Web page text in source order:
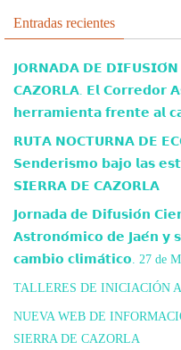
Entradas recientes
𝗝𝗢𝗥𝗡𝗔𝗗𝗔 𝗗𝗘
𝗖𝗔𝗭𝗢𝗥𝗟𝗔. 𝗘𝗹 𝗖𝗼𝗿𝗿𝗲𝗱𝗼𝗿
𝗵𝗲𝗿𝗿𝗮𝗺𝗶𝗲𝗻𝘁𝗮 𝗳𝗿𝗲𝗻𝘁𝗲 𝗮𝗹
𝗥𝗨𝗧𝗔 𝗡𝗢𝗖𝗧𝗨𝗥𝗡𝗔 𝗗𝗘
𝗦𝗲𝗻𝗱𝗲𝗿𝗶𝘀𝗺𝗼 𝗯𝗮𝗷𝗼 𝗹𝗮𝘀
𝗦𝗜𝗘𝗥𝗥𝗔 𝗗𝗘 𝗖𝗔𝗭𝗢𝗥𝗟𝗔
𝗝𝗼𝗿𝗻𝗮𝗱𝗮 𝗱𝗲 𝗗𝗶𝗳𝘂𝘀𝗶𝗼́𝗻
𝗔𝘀𝘁𝗿𝗼𝗻𝗼́𝗺𝗶𝗰𝗼 𝗱𝗲 𝗝𝗮𝗲́𝗻 𝘆
𝗰𝗮𝗺𝗯𝗶𝗼 𝗰𝗹𝗶𝗺𝗮́𝘁𝗶𝗰𝗼. 27 de
TALLERES DE INICIACIÓN
NUEVA WEB DE
SIERRA DE CAZORLA